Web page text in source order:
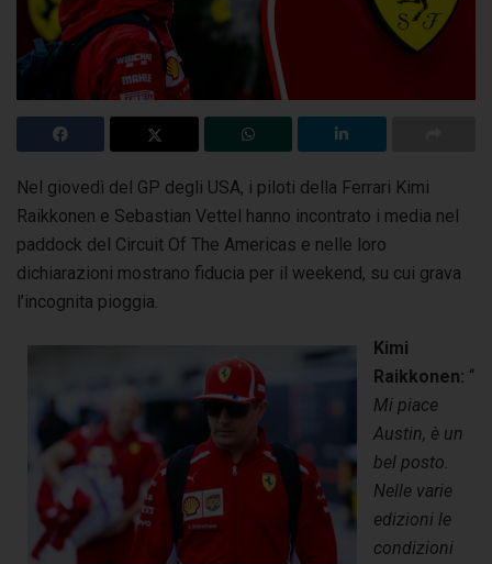
Nel giovedì del GP degli USA, i piloti della Ferrari Kimi
Raikkonen e Sebastian Vettel hanno incontrato i media nel
paddock del Circuit Of The Americas e nelle loro
dichiarazioni mostrano fiducia per il weekend, su cui grava
l’incognita pioggia.
Kimi
Raikkonen: “
Mi piace
Austin, è un
bel posto.
Nelle varie
edizioni le
condizioni